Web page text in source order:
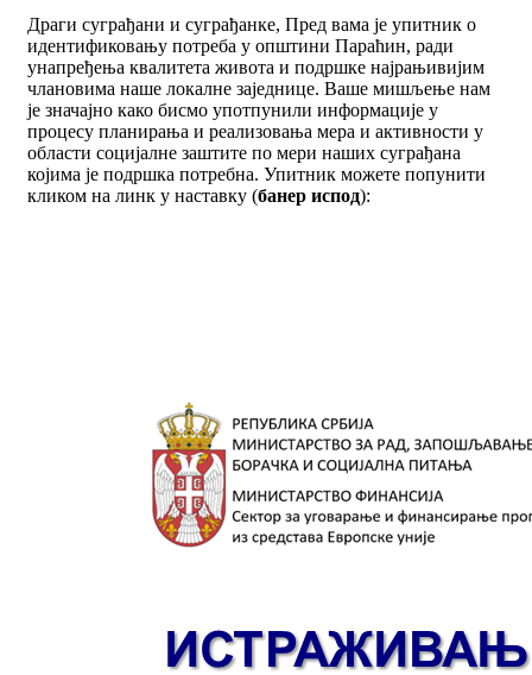
Драги суграђани и суграђанке, Пред вама је упитник о
идентификовању потреба у општини Параћин, ради
унапређења квалитета живота и подршке најрањивијим
члановима наше локалне заједнице. Ваше мишљење нам
је значајно како бисмо употпунили информације у
процесу планирања и реализовања мера и активности у
области социјалне заштите по мери наших суграђана
којима је подршка потребна. Упитник можете попунити
кликом на линк у наставку (банер испод):